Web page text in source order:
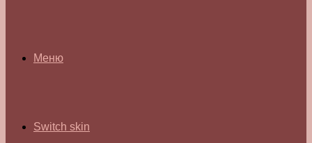
Меню
Switch skin